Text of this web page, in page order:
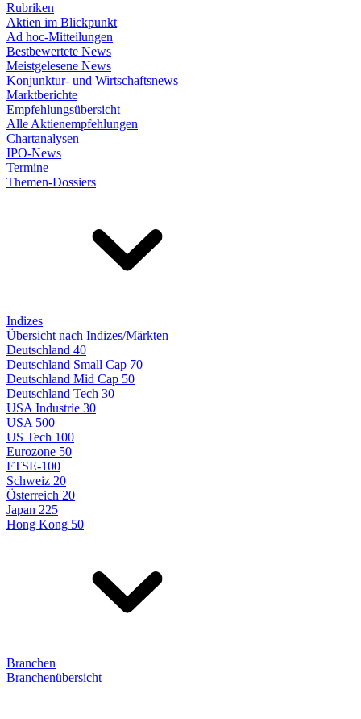
Rubriken
Aktien im Blickpunkt
Ad hoc-Mitteilungen
Bestbewertete News
Meistgelesene News
Konjunktur- und Wirtschaftsnews
Marktberichte
Empfehlungsübersicht
Alle Aktienempfehlungen
Chartanalysen
IPO-News
Termine
Themen-Dossiers
Indizes
Übersicht nach Indizes/Märkten
Deutschland 40
Deutschland Small Cap 70
Deutschland Mid Cap 50
Deutschland Tech 30
USA Industrie 30
USA 500
US Tech 100
Eurozone 50
FTSE-100
Schweiz 20
Österreich 20
Japan 225
Hong Kong 50
Branchen
Branchenübersicht